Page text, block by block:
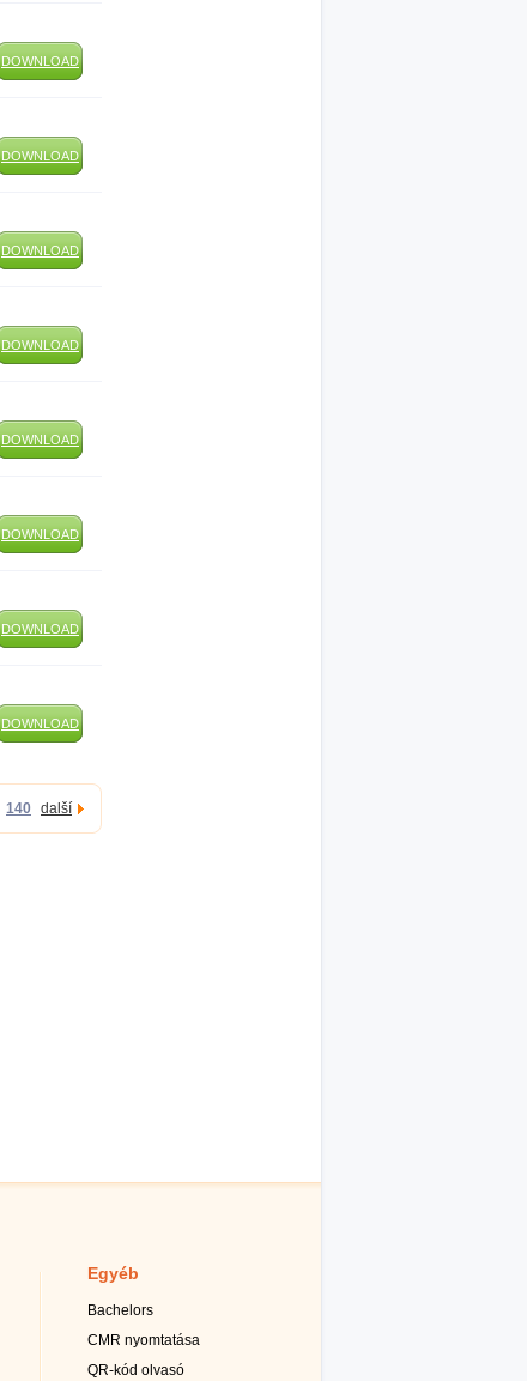
DOWNLOAD
DOWNLOAD
DOWNLOAD
DOWNLOAD
DOWNLOAD
DOWNLOAD
DOWNLOAD
DOWNLOAD
140 další
Egyéb
Bachelors
CMR nyomtatása
QR-kód olvasó